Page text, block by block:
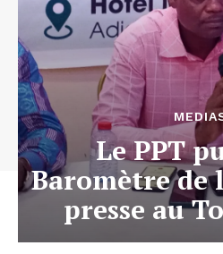
Le PPT
Baromètre de
presse au